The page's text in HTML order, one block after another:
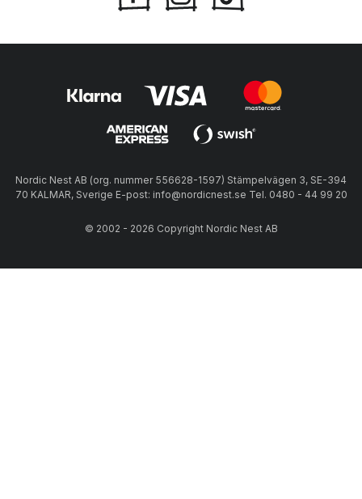
Nordic Nest AB (org. nummer 556628-1597) Stämpelvägen 3, SE-394
70 KALMAR, Sverige E-post: info@nordicnest.se Tel. 0480 - 44 99 20
© 2002 - 2026 Copyright Nordic Nest AB